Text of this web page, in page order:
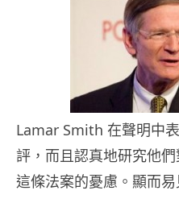
Lamar Smith 在聲明中
評，而且認真地研究他
這條法案的憂慮。顯而